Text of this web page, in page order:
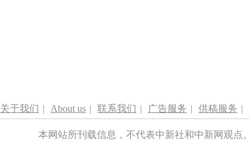
关于我们 | About us | 联系我们 | 广告服务 | 供稿服务 |
本网站所刊载信息，不代表中新社和中新网观点